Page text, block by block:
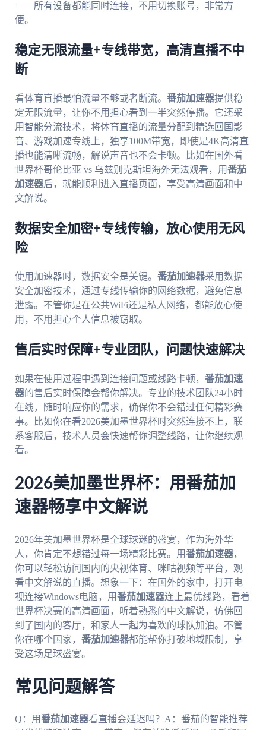
——所有设备都能同时连接，不用切换账号，非常方
便。
稳定无限流量+专线带宽，高清直播不中
断
看体育直播最怕流量不够或者断流。 番茄加速器提供稳
定无限流量，让你不用担心看到一半突然停播。它还采
用智能分流技术，将体育直播的流量分配到精选回国影
音、游戏加速专线上，独享100M带宽，即使是4K高清直
播也能清晰流畅，解说声音也不会卡顿。比如在国外看
世界杯哥伦比亚 vs 乌兹别克斯坦海外无法观看，用番茄
加速器后，就能顺利进入直播页面，享受高清画面和中
文解说。
数据安全加密+专线传输，放心使用无风
险
使用加速器时，数据安全是关键。 番茄加速器采用数据
安全加密技术，通过专线传输你的网络数据，避免信息
泄露。不管你是在公共WiFi还是私人网络，都能放心使
用，不用担心个人信息被窃取。
售后实时保障+专业团队，问题快速解决
如果在使用过程中遇到连接问题或线路卡顿， 番茄加速
器的售后实时保障会帮你解决。专业的技术团队24小时
在线，随时响应你的需求，确保你不会错过任何精彩赛
事。比如你在看2026美加墨世界杯时突然连接不上，联
系客服后，技术人员会快速帮你调整线路，让你继续观
看。
2026美加墨世界杯：用番茄加
速器畅享中文解说
2026年美加墨世界杯是全球球迷的盛宴，作为海外华
人，你肯定不想错过每一场精彩比赛。用番茄加速器，
你可以轻松访问国内的央视体育、咪咕视频等平台，观
看中文解说的直播。想象一下：在国外的家中，打开电
视连接Windows电脑，用番茄加速器连上最优线路，看着
世界杯决赛的高清画面，听着熟悉的中文解说，仿佛回
到了国内的客厅，和家人一起为喜欢的球队加油。不管
你在哪个国家， 番茄加速器都能帮你打破地域限制，享
受这场足球盛宴。
常见问题解答
Q：用番茄加速器看直播会延迟吗？A：番茄的智能推荐